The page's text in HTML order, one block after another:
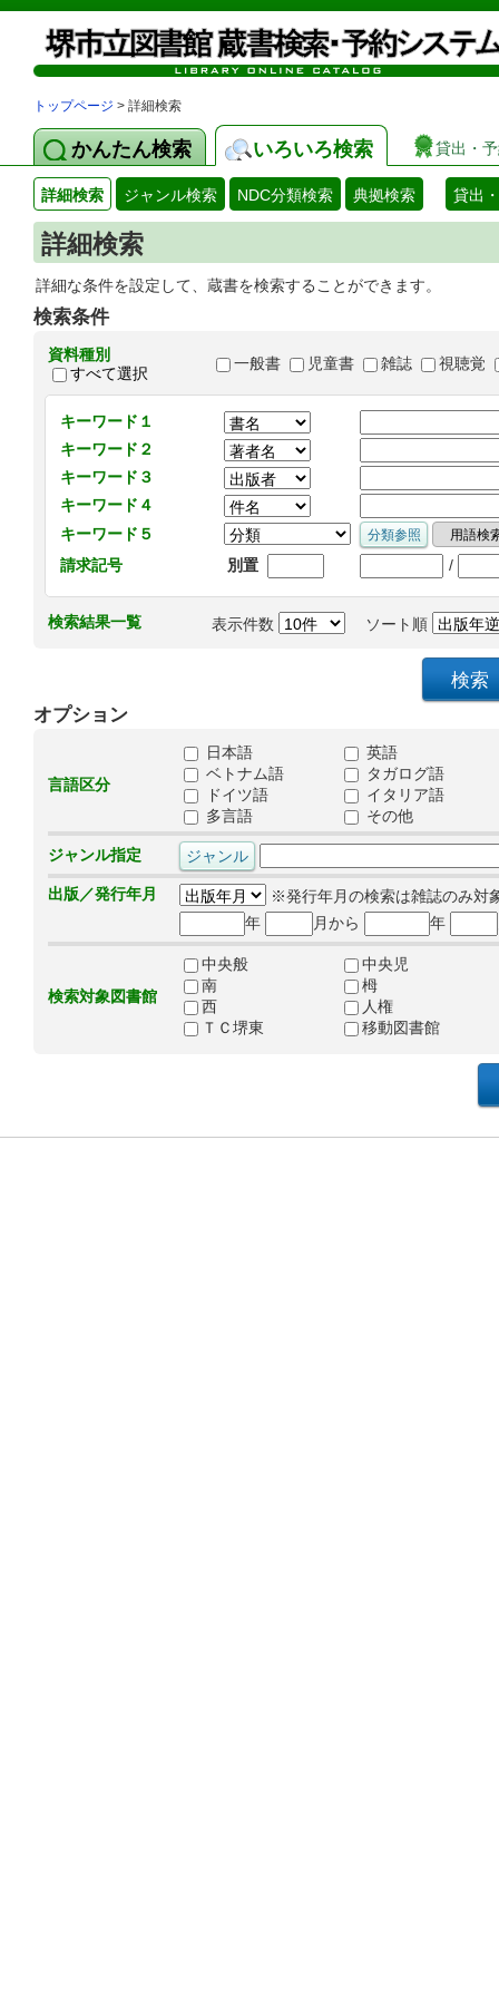
トップページ > 詳細検索
かんたん検索 いろいろ検索 貸出・
詳細検索 ジャンル検索 NDC分類検索 典拠検索 貸出
詳細検索
詳細な条件を設定して、蔵書を検索することができます。
検索条件
資料種別
すべて選択
一般書 児童書 雑誌 視聴覚
キーワード１
キーワード２
キーワード３
キーワード４
キーワード５
請求記号
別置 /
検索結果一覧 表示件数 ソート順
オプション
言語区分
日本語
英語
ベトナム語
タガログ語
ドイツ語
イタリア語
多言語
その他
ジャンル指定
出版／発行年月
※発行年月の検索は雑誌のみ対
年
月から 年
検索対象図書館
中央般
中央児
南
栂
西
人権
ＴＣ堺東
移動図書館